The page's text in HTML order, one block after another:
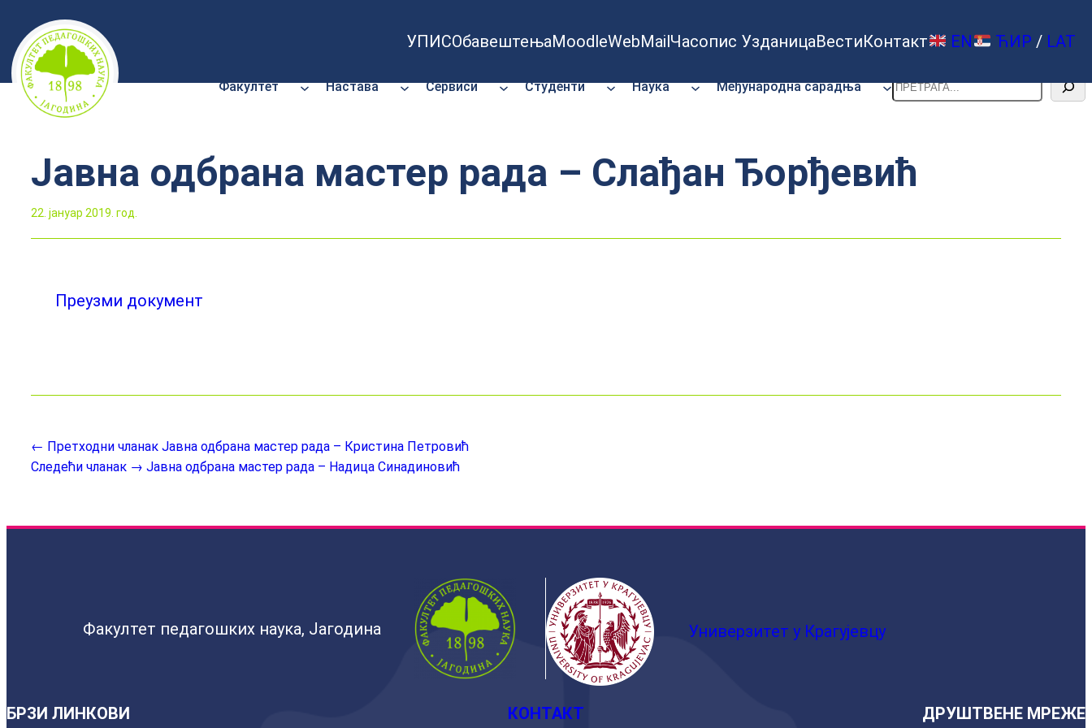
Скочи
на
садржај
УПИСОбавештењаMoodleWebMailЧасопис УзданицаВестиКонтакт EN ЋИР / LAT
Факултет Настава Сервиси Студенти Наука Међународна сарадња Претрага
Јавна одбрана мастер рада – Слађан Ђорђевић
22. јануар 2019. год.
Преузми документ
← Претходни чланак Јавна одбрана мастер рада – Кристина Петровић
Следећи чланак → Јавна одбрана мастер рада – Надица Синадиновић
Факултет педагошких наука, Јагодина Универзитет у Крагујевцу
БРЗИ ЛИНКОВИ КОНТАКТ ДРУШТВЕНЕ МРЕЖЕ